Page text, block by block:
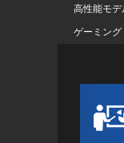
高性能モデ
ゲーミング